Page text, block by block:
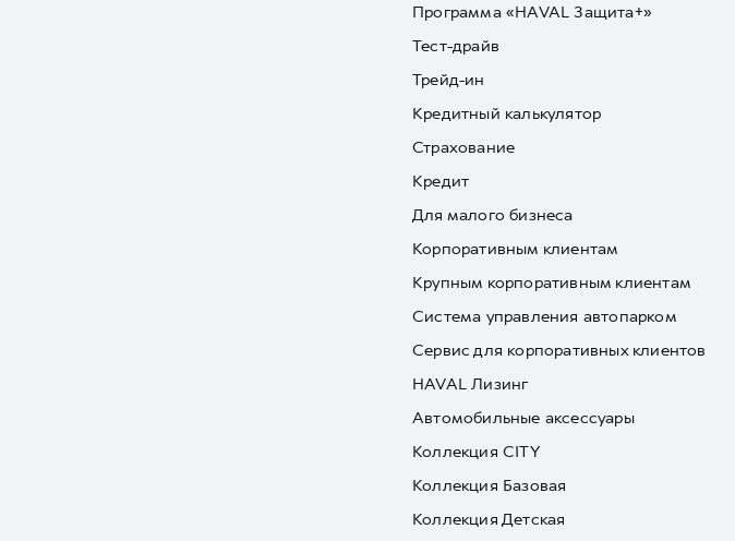
Программа «HAVAL Защита+»
Тест-драйв
Трейд-ин
Кредитный калькулятор
Страхование
Кредит
Для малого бизнеса
Корпоративным клиентам
Крупным корпоративным клиентам
Система управления автопарком
Сервис для корпоративных клиентов
HAVAL Лизинг
Автомобильные аксессуары
Коллекция CITY
Коллекция Базовая
Коллекция Детская